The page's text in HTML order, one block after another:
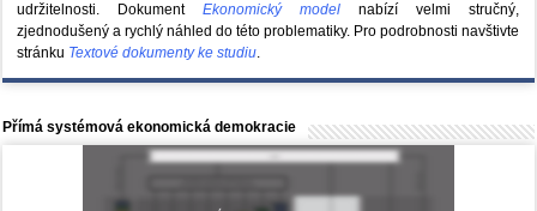
udržitelnosti. DokumentEkonomický model nabízí velmi stručný,
zjednodušený a rychlý náhled do této problematiky. Pro podrobnosti navštivte
stránku Textové dokumenty ke studiu.
Přímá systémová ekonomická demokracie